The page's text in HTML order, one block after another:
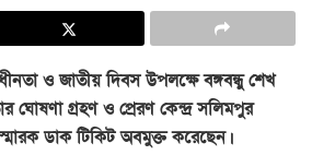
ও জাতীয় দিবস উপলক্ষে বঙ্গবন্ধু শেখ
ঘোষণা গ্রহণ ও প্রেরণ কেন্দ্র সলিমপুর
ডাক টিকিট অবমুক্ত করেছেন।